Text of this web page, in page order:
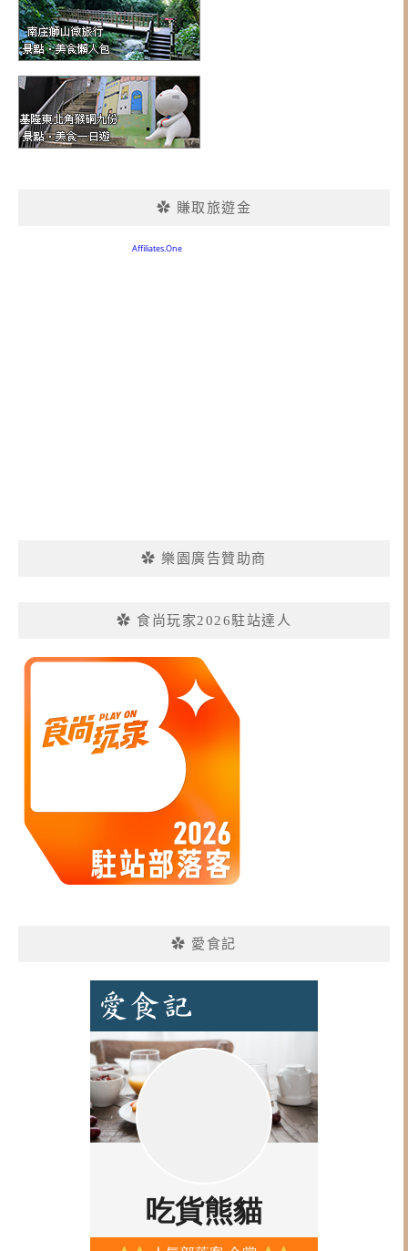
✿ 賺取旅遊金
✿ 樂園廣告贊助商
✿ 食尚玩家2026駐站達人
✿ 愛食記